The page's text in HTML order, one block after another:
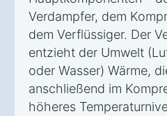
Verdampfer, dem
dem Verflüssiger. Der
entzieht der Umwelt
oder Wasser) Wärme,
anschließend im
höheres